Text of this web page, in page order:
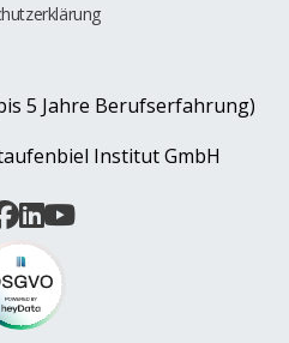
5 Jahre Berufserfahrung)
Institut GmbH